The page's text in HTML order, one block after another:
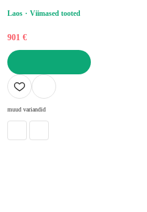
Laos Viimased tooted
901 €
LISA OSTUKORVI
muud variandid